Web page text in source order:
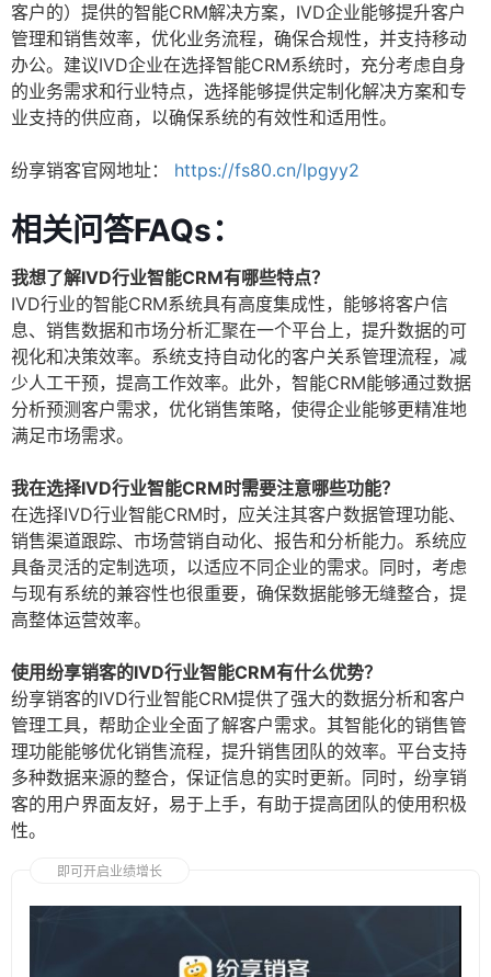
客户的）提供的智能CRM解决方案，IVD企业能够提升客户
管理和销售效率，优化业务流程，确保合规性，并支持移动
办公。建议IVD企业在选择智能CRM系统时，充分考虑自身
的业务需求和行业特点，选择能够提供定制化解决方案和专
业支持的供应商，以确保系统的有效性和适用性。
纷享销客官网地址： https://fs80.cn/lpgyy2
相关问答FAQs：
我想了解IVD行业智能CRM有哪些特点？
IVD行业的智能CRM系统具有高度集成性，能够将客户信
息、销售数据和市场分析汇聚在一个平台上，提升数据的可
视化和决策效率。系统支持自动化的客户关系管理流程，减
少人工干预，提高工作效率。此外，智能CRM能够通过数据
分析预测客户需求，优化销售策略，使得企业能够更精准地
满足市场需求。
我在选择IVD行业智能CRM时需要注意哪些功能？
在选择IVD行业智能CRM时，应关注其客户数据管理功能、
销售渠道跟踪、市场营销自动化、报告和分析能力。系统应
具备灵活的定制选项，以适应不同企业的需求。同时，考虑
与现有系统的兼容性也很重要，确保数据能够无缝整合，提
高整体运营效率。
使用纷享销客的IVD行业智能CRM有什么优势？
纷享销客的IVD行业智能CRM提供了强大的数据分析和客户
管理工具，帮助企业全面了解客户需求。其智能化的销售管
理功能能够优化销售流程，提升销售团队的效率。平台支持
多种数据来源的整合，保证信息的实时更新。同时，纷享销
客的用户界面友好，易于上手，有助于提高团队的使用积极
性。
即可开启业绩增长